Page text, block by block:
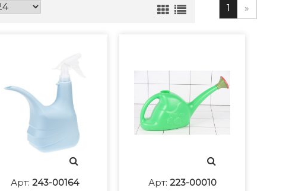
1 »
Арт: 243-00164
Арт: 223-00010